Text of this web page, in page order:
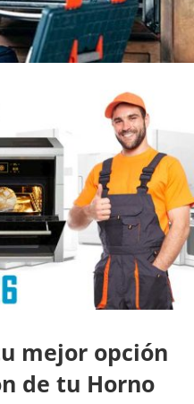
mejor opción
de tu Horno